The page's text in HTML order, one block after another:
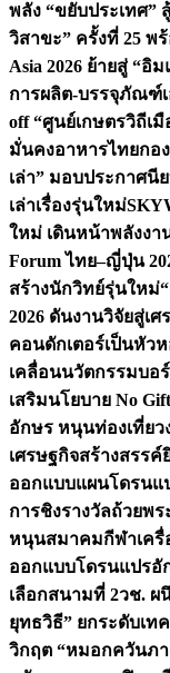
พลัง “ขยับประเทศ”
วิสาขะ” ครั้งที่ 25 พ
Asia 2026 ย้ายสู่ “อิ
การผลิต-บรรจุภัณฑ์เ
off “ศูนย์เกษตรวิถีเ
มั่นคงอาหารไทยกอ
เล่า” มอบประกาศนี
เล่าเรื่องรุ่นใหม่
ใหม่ เดินหน้าพลังงา
Forum ไทย–ญี่ปุ่น
สร้างนักวิทย์รุ่นใหม่
2026 ดันงานวิจัยสู่เศ
คอนดักเตอร์เป็นหัว
เคลื่อนนวัตกรรมบอ
เสริมนโยบาย No
อักษร หนุนท่องเที่ยว
เศรษฐกิจสร้างสรรค์
ออกแบบแผนโดรนแ
การชิงรางวัลถ้วยพ
หนุนสมาคมกีฬาเครื่
ออกแบบโดรนแปรอั
เลือกสนามที่ 2วช. ผ
ยุทธวิธี” ยกระดับเ
วิกฤต “หมอกควันภา